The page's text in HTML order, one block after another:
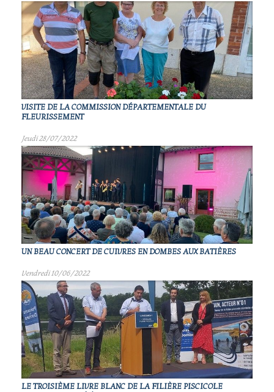
VISITE DE LA COMMISSION DÉPARTEMENTALE DU
FLEURISSEMENT
Jeudi 28/07/2022
UN BEAU CONCERT DE CUIVRES EN DOMBES AUX BATIÈRES
Vendredi 10/06/2022
LE TROISIÈME LIVRE BLANC DE LA FILIÈRE PISCICOLE